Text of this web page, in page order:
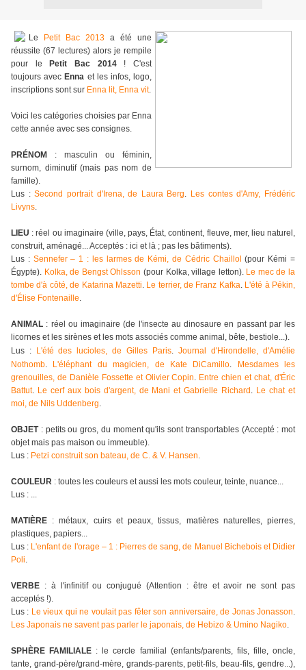
Le Petit Bac 2013 a été une
réussite (67 lectures) alors je rempile
pour le
Petit Bac 2014! C'est
toujours avec Enna et les infos, logo,
inscriptions sont sur Enna lit, Enna vit.
Voici les catégories choisies par Enna
cette année avec ses consignes.
PRÉNOM
: masculin ou féminin,
surnom, diminutif (mais pas nom de
famille).
Lus :Second portrait d'Irena, de Laura Berg. Les contes d'Amy, Frédéric
Livyns.
LIEU : réel ou imaginaire (ville, pays, État, continent, fleuve, mer, lieu naturel,
construit, aménagé... Acceptés : ici et là ; pas les bâtiments).
Lus : Sennefer – 1 : les larmes de Kémi, de Cédric Chaillol (pour Kémi =
Égypte). Kolka, de Bengst Ohlsson (pour Kolka, village letton). Le mec de la
tombe d'à côté, de Katarina Mazetti. Le terrier, de Franz Kafka. L'été à Pékin,
d'É lise Fontenaille.
ANIMAL : réel ou imaginaire (de l'insecte au dinosaure en passant par les
licornes et les sirènes et les mots associés comme animal, bête, bestiole...).
Lus :
L'été des lucioles, de Gilles Paris. Journal d'Hirondelle, d'Amélie
Nothomb. L'éléphant du magicien, de Kate DiCamillo.
Mesdames les
grenouilles, de Danièle Fossette et Olivier Copin. Entre chien et chat, d'Éric
Battut. Le cerf aux bois d'argent, de Mani et Gabrielle Richard . Le chat et
moi, de Nils Uddenberg.
OBJET: petits ou gros, du moment qu'ils sont transportables (Accepté : mot
objet mais pas maison ou immeuble).
Lus : Petzi construit son bateau, de C. & V. Hansen.
COULEUR : toutes les couleurs et aussi les mots couleur, teinte, nuance...
Lus : ...
MATIÈRE : métaux, cuirs et peaux, tissus, matières naturelles, pierres,
plastiques, papiers...
Lus : L'enfant de l'orage – 1 : Pierres de sang, de Manuel Bichebois et Didier
Poli.
VERBE : à l'infinitif ou conjugué (Attention : être et avoir ne sont pas
acceptés !).
Lus : Le vieux qui ne voulait pas fêter son anniversaire, de Jonas Jonasson.
Les Japonais ne savent pas parler le japonais, de Hebizo & Umino Nagiko.
SPHÈRE FAMILIALE : le cercle familial (enfants/parents, fils, fille, oncle,
tante, grand-père/grand-mère, grands-parents, petit-fils, beau-fils, gendre...),